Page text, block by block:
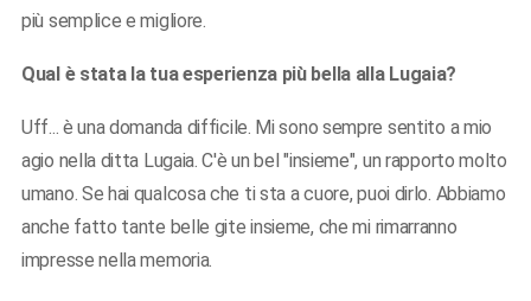
più semplice e migliore.
Qual è stata la tua esperienza più bella alla Lugaia?
Uff... è una domanda difficile. Mi sono sempre sentito a mio
agio nella ditta Lugaia. C'è un bel "insieme", un rapporto molto
umano. Se hai qualcosa che ti sta a cuore, puoi dirlo. Abbiamo
anche fatto tante belle gite insieme, che mi rimarranno
impresse nella memoria.